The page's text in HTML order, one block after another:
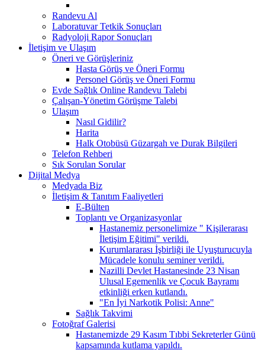
Randevu Al
Laboratuvar Tetkik Sonuçları
Radyoloji Rapor Sonuçları
İletişim ve Ulaşım
Öneri ve Görüşleriniz
Hasta Görüş ve Öneri Formu
Personel Görüş ve Öneri Formu
Evde Sağlık Online Randevu Talebi
Çalışan-Yönetim Görüşme Talebi
Ulaşım
Nasıl Gidilir?
Harita
Halk Otobüsü Güzargah ve Durak Bilgileri
Telefon Rehberi
Sık Sorulan Sorular
Dijital Medya
Medyada Biz
İletişim & Tanıtım Faaliyetleri
E-Bülten
Toplantı ve Organizasyonlar
Hastanemiz personelimize " Kişilerarası
İletişim Eğitimi" verildi.
Kurumlararası İşbirliği ile Uyuşturucuyla
Mücadele konulu seminer verildi.
Nazilli Devlet Hastanesinde 23 Nisan
Ulusal Egemenlik ve Çocuk Bayramı
etkinliği erken kutlandı.
"En İyi Narkotik Polisi: Anne"
Sağlık Takvimi
Fotoğraf Galerisi
Hastanemizde 29 Kasım Tıbbi Sekreterler Günü
kapsamında kutlama yapıldı.